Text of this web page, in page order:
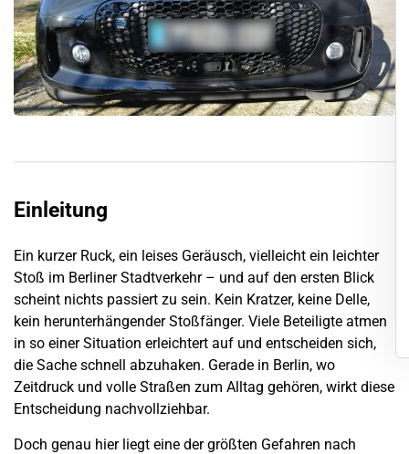
Einleitung
Ein kurzer Ruck, ein leises Geräusch, vielleicht ein leichter
Stoß im BerlinerStadtverkehr – und auf den ersten Blick
scheint nichts passiert zu sein. Kein Kratzer, keine Delle,
kein herunterhängender Stoßfänger. Viele Beteiligte atmen
in so einer Situation erleichtert auf und entscheiden sich,
die Sache schnell abzuhaken. Gerade in Berlin, wo
Zeitdruck und volle Straßen zum Alltag gehören, wirkt diese
Entscheidung nachvollziehbar.
Doch genau hier liegt eine der größten Gefahren nach